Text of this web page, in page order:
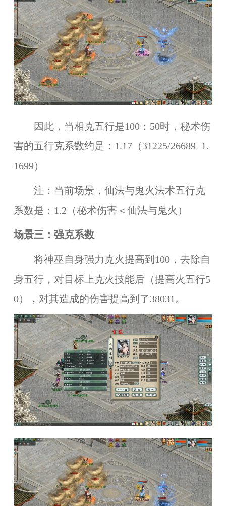
因此，当相克五行是100：50时，秘术伤
害的五行克系数约是：1.17（31225/26689=1.
1699）
注：当前场景，仙法与鬼火法术五行克
系数是：1.2（秘术伤害＜仙法与鬼火）
场景三：强克系数
将神巫自身强力克火提高到100，去除自
身五行，对目标上克火技能后（提高火五行5
0），对其造成的伤害提高到了38031。